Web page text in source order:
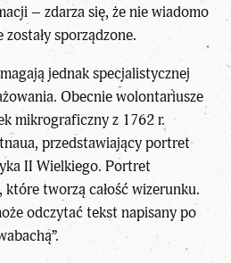
– zdarza się, że nie wiadomo
sporządzone.
jednak specjalistycznej
Obecnie wolontariusze
mikrograficzny z 1762 r.
przedstawiający portret
II Wielkiego. Portret
tworzą całość wizerunku.
odczytać tekst napisany po